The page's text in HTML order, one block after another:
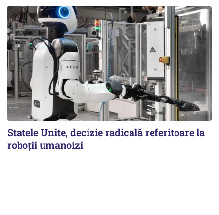
Statele Unite, decizie radicală referitoare la
roboții umanoizi